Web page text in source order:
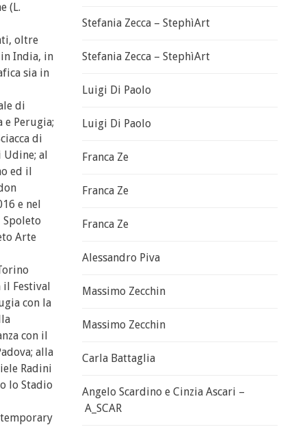
(L.
oltre
India, in
sia in
di
Perugia;
di
Udine; al
ed il
e nel
Spoleto
Arte
il Festival
con la
con il
alla
Radini
lo Stadio
Stefania Zecca – StephìArt
Stefania Zecca – StephìArt
Luigi Di Paolo
Luigi Di Paolo
Franca Ze
Franca Ze
Franca Ze
Alessandro Piva
Massimo Zecchin
Massimo Zecchin
Carla Battaglia
Angelo Scardino e Cinzia Ascari –
A_SCAR